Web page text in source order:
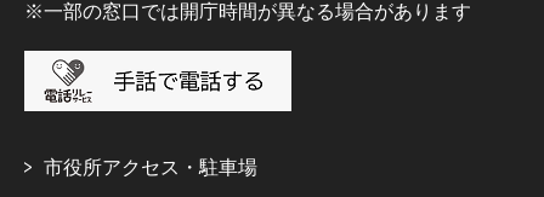
※一部の窓口では開庁時間が異なる場合があります
市役所アクセス・駐車場